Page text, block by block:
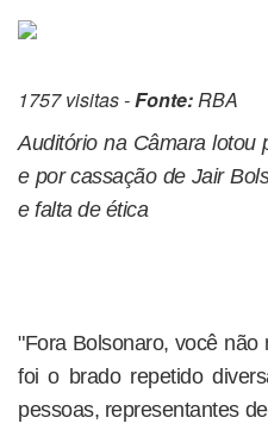
1757 visitas -Fonte:RBA
Auditório na Câmara lotou
e por cassação de Jair
e falta de ética
"Fora Bolsonaro, você não
foi o brado repetido
pessoas, representantes